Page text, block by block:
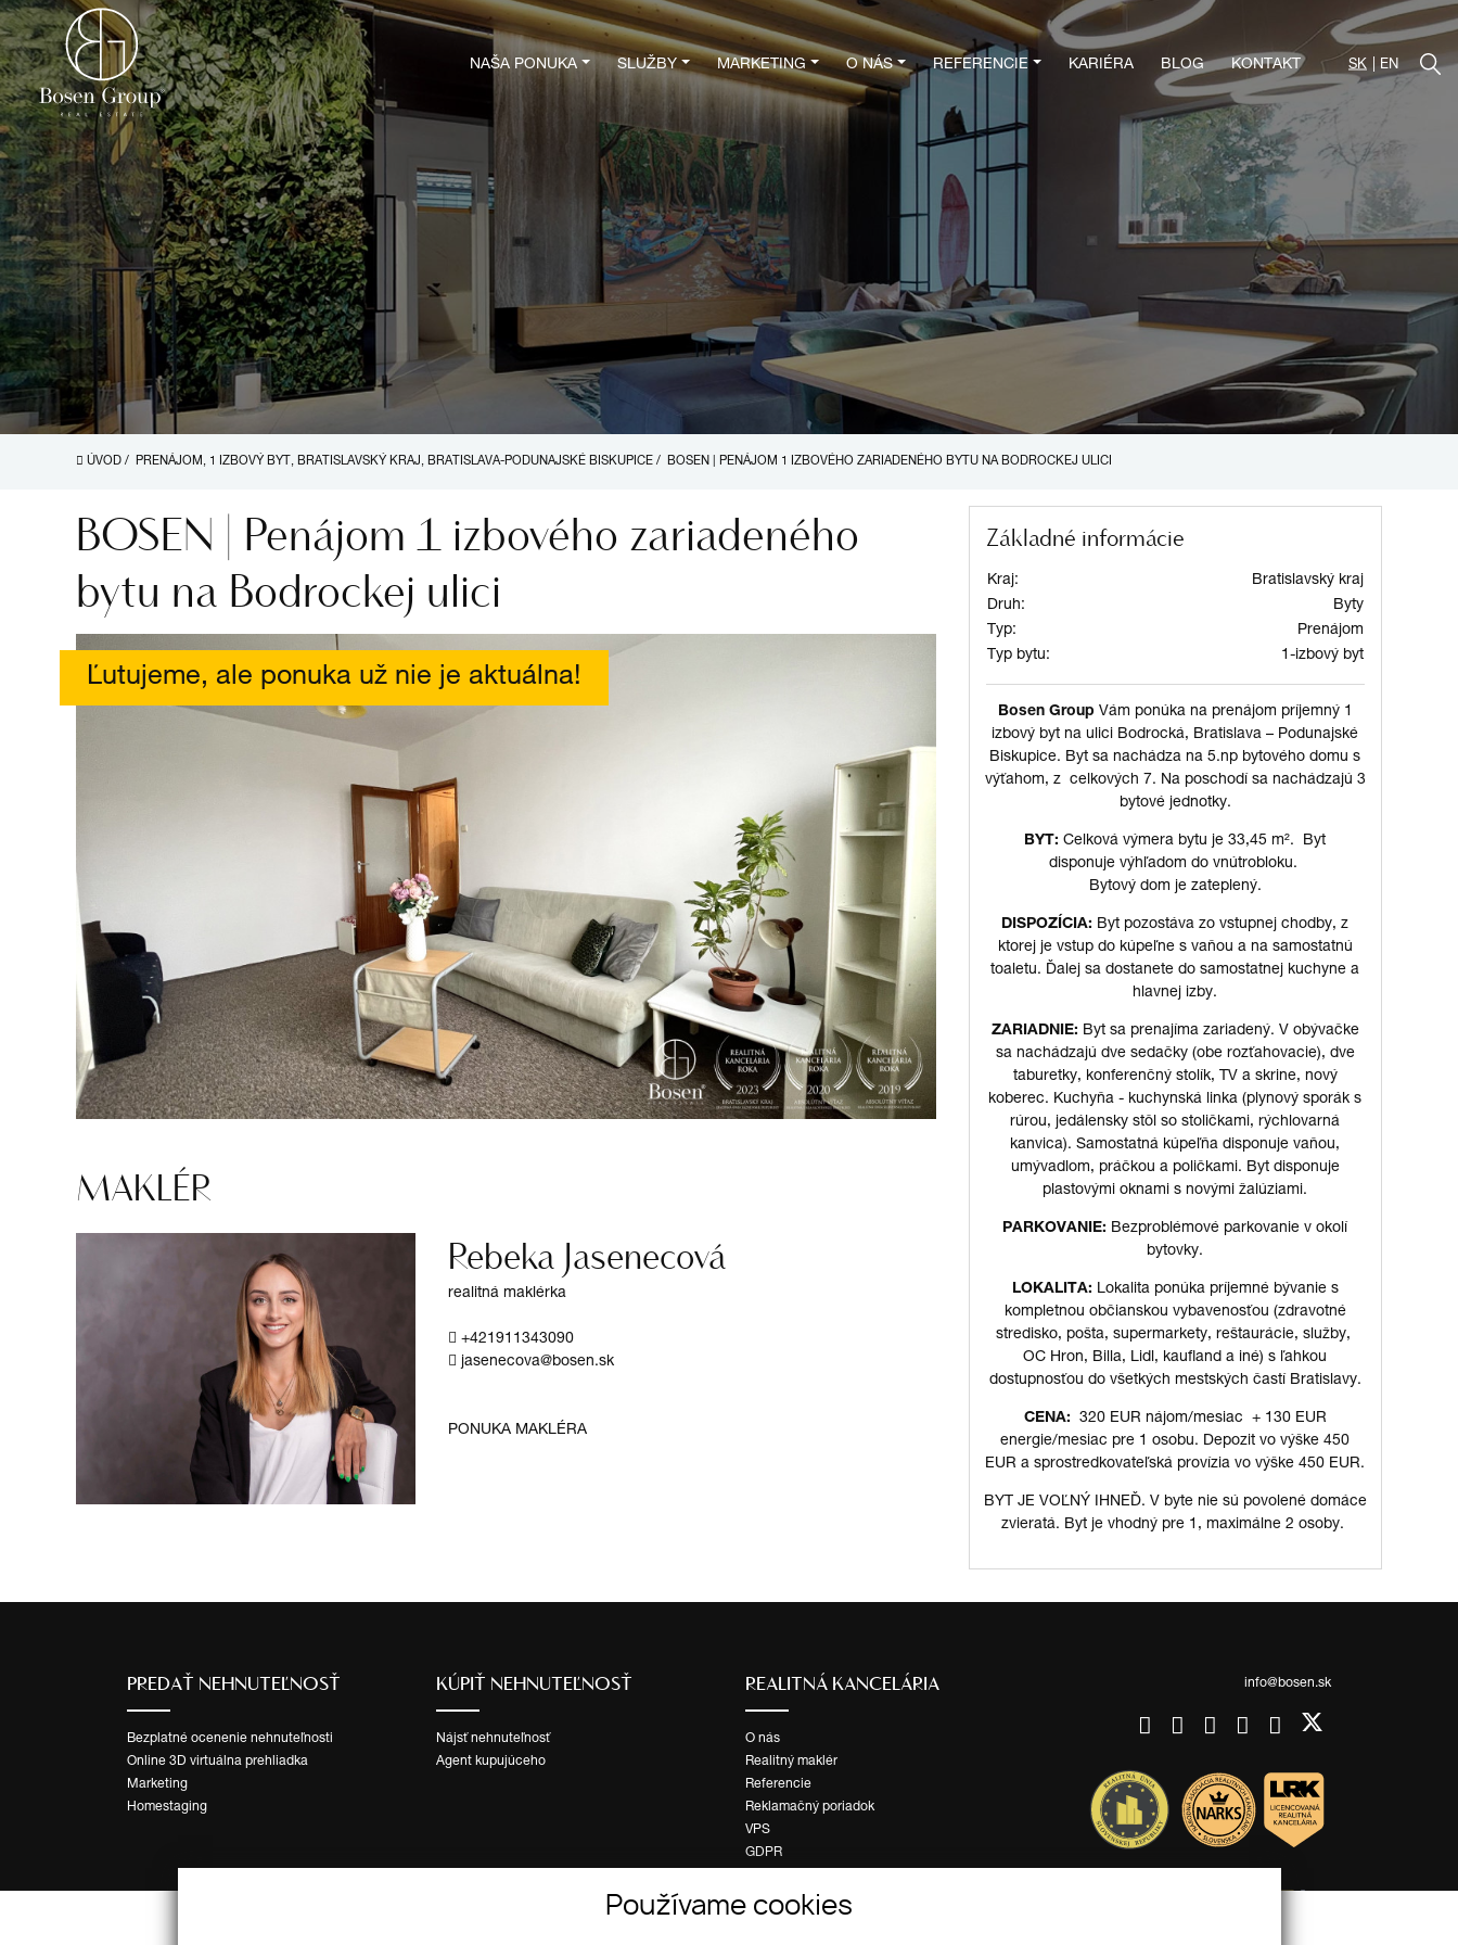
Používame cookies
NAŠA PONUKA SLUŽBY MARKETING O NÁS REFERENCIE KARIÉRA BLOG KONTAKT SK EN
ÚVOD / PRENÁJOM, 1 IZBOVÝ BYT, BRATISLAVSKÝ KRAJ, BRATISLAVA-PODUNAJSKÉ BISKUPICE / BOSEN | PENÁJOM 1 IZBOVÉHO ZARIADENÉHO BYTU NA BODROCKEJ ULICI
BOSEN | Penájom 1 izbového zariadeného
bytu na Bodrockej ulici
Ľutujeme, ale ponuka už nie je aktuálna!
MAKLÉR
Rebeka Jasenecová
realitná maklérka
+421911343090
jasenecova@bosen.sk
PONUKA MAKLÉRA
Základné informácie
Kraj:
Bratislavský kraj
Druh:
Byty
Typ:
Prenájom
Typ bytu:
1-izbový byt
Bosen Group Vám ponúka na prenájom príjemný 1
izbový byt na ulici Bodrocká, Bratislava – Podunajské
Biskupice. Byt sa nachádza na 5.np bytového domu s
výťahom, z celkových 7. Na poschodí sa nachádzajú 3
bytové jednotky.
BYT: Celková výmera bytu je 33,45 m². Byt
disponuje výhľadom do vnútrobloku.
Bytový dom je zateplený.
DISPOZÍCIA: Byt pozostáva zo vstupnej chodby, z
ktorej je vstup do kúpeľne s vaňou a na samostatnú
toaletu. Ďalej sa dostanete do samostatnej kuchyne a
hlavnej izby.
ZARIADNIE: Byt sa prenajíma zariadený. V obývačke
sa nachádzajú dve sedačky (obe rozťahovacie), dve
taburetky, konferenčný stolík, TV a skrine, nový
koberec. Kuchyňa - kuchynská linka (plynový sporák s
rúrou, jedálensky stôl so stoličkami, rýchlovarná
kanvica). Samostatná kúpeľňa disponuje vaňou,
umývadlom, práčkou a poličkami. Byt disponuje
plastovými oknami s novými žalúziami.
PARKOVANIE: Bezproblémové parkovanie v okolí
bytovky.
LOKALITA: Lokalita ponúka príjemné bývanie s
kompletnou občianskou vybavenosťou (zdravotné
stredisko, pošta, supermarkety, reštaurácie, služby,
OC Hron, Billa, Lidl, kaufland a iné) s ľahkou
dostupnosťou do všetkých mestských častí Bratislavy.
CENA: 320 EUR nájom/mesiac + 130 EUR
energie/mesiac pre 1 osobu. Depozit vo výške 450
EUR a sprostredkovateľská provízia vo výške 450 EUR.
BYT JE VOĽNÝ IHNEĎ. V byte nie sú povolené domáce
zvieratá. Byt je vhodný pre 1, maximálne 2 osoby.
PREDAŤ NEHNUTEĽNOSŤ
Bezplatné ocenenie nehnuteľnosti
Online 3D virtuálna prehliadka
Marketing
Homestaging
KÚPIŤ NEHNUTEĽNOSŤ
Nájsť nehnuteľnosť
Agent kupujúceho
REALITNÁ KANCELÁRIA
O nás
Realitný maklér
Referencie
Reklamačný poriadok
VPS
GDPR
info@bosen.sk